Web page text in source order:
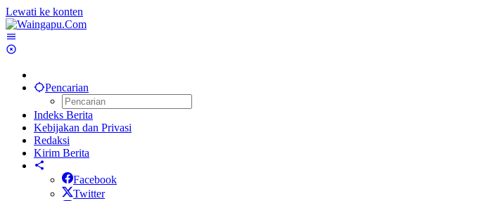
Lewati ke konten
Pencarian
Indeks Berita
Kebijakan dan Privasi
Redaksi
Kirim Berita
Facebook
Twitter